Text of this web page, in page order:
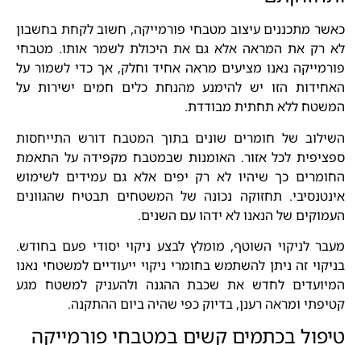
כאשר מתכננים עיצוב מטבחי פורמייקה, חשוב לקחת בחשבון
לא רק את המראה אלא גם את היכולת לשמר אותו. מטבחי
פורמייקה נאנו מציעים מראה אחיד וחלק, אך כדי לשמור על
האחידות הזו יש להימנע מהנחת כלים חמים ישירות על
המשטח ללא תחתית מבודדת.
השילוב של חומרים שונים בתוך המטבח דורש התייחסות
ספציפית לכל אזור. האומנות שבמטבח מקפידה על התאמת
החומרים כך שיהיו לא רק יפים אלא גם עמידים לשימוש
אינטנסיבי. תחזוקה נכונה של המשטחים תבטיח שהגוונים
העמוקים של הנאנו לא ידהו עם השנים.
מעבר לניקוי השוטף, מומלץ לבצע ניקוי יסודי פעם בחודש.
בניקוי זה ניתן להשתמש בחומרי ניקוי ייעודיים למשטחי נאנו
המיועדים לחדש את שכבת ההגנה ולהעניק למשטח מגע
קטיפתי ומראה רענן, בדיוק כפי שהיה ביום ההתקנה.
טיפול בכתמים קשים במטבחי פורמייקה